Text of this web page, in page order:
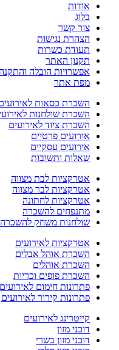
אודות
בלוג
צור קשר
הצהרת נגישות
תעודת כשרות
תקנון האתר
אפשרויות הובלה והתקנה
מפת אתר
השכרת כסאות לאירועים
השכרת שולחנות לאירועים
השכרת ציוד לאירועים
אירועים פרטיים
אירועים עסקיים
שאלות ותשובות
אטרקציות לבת מצווה
אטרקציות לבר מצווה
אטרקציות לחתונה
מתנפחים להשכרה
שולחנות משחק להשכרה
אטרקציות לאירועים
השכרת אוהל אבלים
השכרת אוהלים
השכרת פופים וכריות
פתרונות חימום לאירועים
פתרונות קירור לאירועים
קייטרינג לאירועים
דוכני מזון
דוכני מזון בשרי